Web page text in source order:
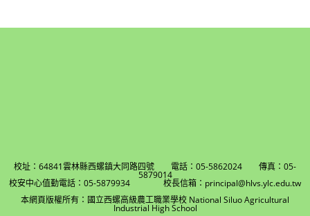
校址：64841雲林縣西螺鎮大同路四號 電話：05-5862024 傳真：05-
5879014
校安中心值勤電話：05-5879934 校長信箱：principal@hlvs.ylc.edu.tw
本網頁版權所有：國立西螺高級農工職業學校 National Siluo Agricultural
Industrial High School